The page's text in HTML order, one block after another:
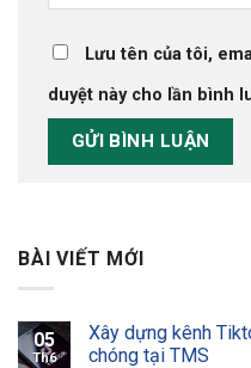
Lưu tên của tôi,
duyệt này cho lần bình
BÀI VIẾT MỚI
05
Th6
Xây dựng kênh
chóng tại TMS